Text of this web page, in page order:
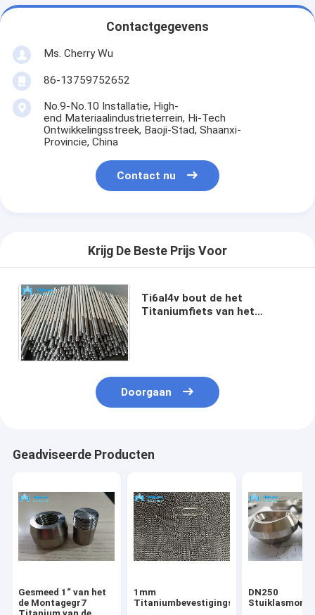
Contactgegevens
Ms. Cherry Wu
86-13759752652
No.9-No.10 Installatie, High-
end Materiaalindustrieterrein, Hi-Tech
Ontwikkelingsstreek, Baoji-Stad, Shaanxi-
Provincie, China
Contact nu
Krijg De Beste Prijs Voor
Ti6al4v bout de het
Titaniumfiets van het
Doorgaan
Geadviseerde Producten
Gesmeed 1“ van het
de Montagegr7
1mm
Titaniumbevestigingsmiddel
DN250